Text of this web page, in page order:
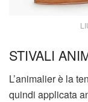
STIVALI
L’animalier è la
quindi applicata